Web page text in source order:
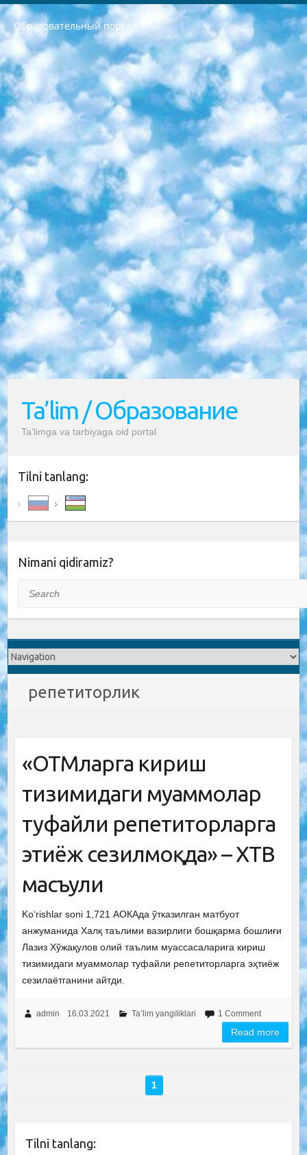
Образовательный портал
РЕСПУБЛИКА УЗБЕКИСТАН МИНИСТРЕРСТВО ДОШКОЛЬНОГО И ШКОЛЬНОГО ОБРАЗОВАНИЯ КОМАНДА в общеобразовательных учреждениях в 2023-2024 учебном году организация и проведение итоговой государственной аттестации обучающихся о Министра дошкольного и школьного образования Республики Узбекистан от 4 марта 2008 года (постановлением Минюста от 20 марта 2008 года № 1778 государственной регистрации) «Итоговое состояние учащихся общего среднего образования на основании положения об утверждении положения об аттестации общего среднего образования выпускной экзамен студентов в образовательных учреждениях в 2023-2024 учебном году В целях организации и прохождения аттестации приказываю: 1. Следующее: перечень предметов, по которым будет проводиться итоговая государственная аттестация и экзамен формы перевода согласно приложению 1; сертификаты международного образца, оценивающие уровень владения иностранными языками перечень согласно приложению 2; 2. Педагогический при специализированных образовательных учреждениях. научно-практический центр квалификации и международной оценки (Д.Давидова) 2024 г. До 25 марта: задания по предметам, по которым будет проводиться итоговая аттестация разработка и утверждение технических условий; итоговая аттестация на основании разработанного предметного задания разработка вопросов по предметам (устно и письменно), экзамен передача; общеобразовательные средние школы и специальные учебные заведения учащиеся выпускных классов школ и интернатов в агентской системе подготовка базы данных экзаменационных материалов и критериев оценки; перевод базы экзаменационных материалов на все языки обучения подать в Республиканский образовательный центр для изготовления; варианты экзаменов на основе разработанных контрольных материалов пусть будут поставлены задачи формирования. 3. Республиканский образовательный центр (Ш.Худайкулов) до 5 апреля 2024 года. до: база данных предоставленных экзаменационных материалов на все языки обучения перевод и экспертиза; для слепых, слабовидящих, глухих, слабослышащих и умственно отсталых детей учащиеся выпускных классов специализированных школ и школ-интернатов база данных экзаменационных материалов на всех преподаваемых языках подготовка критериев оценки; специализированные школы для умственно отсталых детей и технологии для учащихся выпускных классов школ-интернатов разработка соответствующих рекомендаций и критериев проведения ЕГЭ по естествознанию давать задания. 4. Педагогический при специализированных образовательных учреждениях. Научно-практический центр навыков и международной оценки (Д.Давидова), Республика образовательный центр (Худайкулов Ш.) итоговый государственный аттестационный экзамен ориентирован на творческое и логическое мышление при подготовке базы материалов учитывать введение заданий. 5. Следует отметить, что: сертификат государственного образца о знании общеобразовательного предмета и как минимум национальный уровень B1 по предметам на иностранных языках, указанным в Приложении 2. или международно признанный сертификат эквивалентного уровня студенты, изучающие определенный предмет, освобождаются от экзамена; по соответствующим предметам запланирована итоговая государственная аттестация за день до дня, путем жеребьевки Рабочей группой (в письменной форме по предметам, проводимым в форме) из числа сформированных вариантов выбрано 2 варианта; 2 выбранных варианта экзамена анонсированы на официальном сайте министерства и все выпускники по всей стране на основе этих вариантов проводит итоговую государственную аттестацию. 6. Государственное образование учащихся средних общеобразовательных учреждений. знания в соответствии с квалификационными требованиями, которые необходимо приобрести на основании стандартов итоговый (выпускной) контроль для 9 и 11 классов в целях тестирования Экзамены (далее – экзамены) состоят из предметов, перечисленных в приложении 1. будет сделано. 7. Экзамены пройдут с 26 мая по 15 июня 2024 г. (кроме науки физического воспитания). 8. Физическая для учащихся 9 классов общесредних образовательных учреждений. Экзамены по предмету «Образование, квалификация медицина» 1-6 мая 2024 года. сотрудники перевести под присмотр (с отклонениями в физическом или умственном развитии) специализированная школа для детей, школы-интернаты и со сколиозом школы-интернаты санаторного типа для больных детей исключены). 9. Он был слепым, слабовидящим и имел нарушения опорно-двигательного аппарата. экзамены в специализированных школах и интернатах для детей должны проводиться исходя из требований, предъявляемых к общеобразовательным учреждениям (физкультура кроме науки). 10. Специализированная школа для глухих и слабослышащих детей. и экзамены в интернатах и быть реализован в виде письменного теста по математике. 11. Специальность для умственно отсталых детей. Для 9 класса Родной язык и литературное письмо Государственный язык (язык обучения – узбекский). для неклассов) написано Математическое письмо Письменная/устная история Узбекистана Физическое воспитание практично Итоговый контроль Для 11 класса Написание родного языка и литературы (эссе) Математическое письмо Узбекский язык (обучение на узбекском языке) не посещающее общее среднее образование для учреждений)/Образовательное учреждение выбор письменный и устный Иностранный язык письменный/устный Письменная/устная история Узбекистана *По выбору студента:  Химия  Физика  Основы государственного права  География 10 бесплатных образовательных ресурсов - Мы составили подборку онлайн-проектов с интерактивными упражнениями, видеолекциями и статьями. Они помогут вам обрести новые и освежить старые знания бесплатно. 1. «ИНТУИТ» Старейшая образовательная площадка Рунета. Здесь вы найдёте сотни текстовых и видеокурсов на десятки различных тем — от программирования до психологии. Многие курсы подготовлены российскими университетами и крупными международными компаниями вроде Intel и Microsoft. Самостоятельное обучение бесплатное, но желающие могут оплатить услуги персональных наставников. 2. «Смартия» знакомит с актуальными профессиями и подсказывает, как им обучаться. Выбрав заинтересовавшую вас специальность — SMM-специалист, фотограф, веб-дизайнер или другую, — увидите список необходимых для неё умений. Чтобы вы могли освоить их самостоятельно, для каждого умения площадка отображает подборку ссылок на учебные материалы. Хотя «Смартия» ориентируется на русскоязычную аудиторию, часть контента всё же доступна только на английском. 3. «Лекторий Физтеха» Проект Московского физико-технического института (Физтеха). С его помощью вы можете смотреть онлайн серии лекций, записанные на видео в этом вузе. В числе доступных предметов — физика, биология, химия, информационные технологии и другие. К некоторым лекциям администрация ресурса прилагает готовые конспекты, которые можно скачивать в PDF-формате. 4. ITMOcourses Онлайн-площадка Санкт-Петербургского национального исследовательского университета информационных технологий, механики и оптики (ИТМО). Ресурс предоставляет свободный доступ к курсам, разработанным в этом вузе. Каталог материалов разбит на четыре категории: «Оптические системы и технологии», «Приборостроение и робототехника», «Информационные технологии» и «Биотехнологии». Курсы состоят из видеолекций, интерактивных демонстраций и заданий. 5. «КиберЛенинка» Электронная научная библиотека открытого доступа. Каталог площадки регулярно обрастает текстами статей из различных научных изданий. Сгруппированные по журналам и рубрикам публикации можно читать онлайн или скачивать целиком в PDF-формате. Проект нацелен на популяризацию науки за счёт открытого доступа к качественной информации. 6. «ПостНаука» На этом ресурсе публикуют подборки видеолекций, составленные экспертами из разных отраслей и объединённые общими темами. Среди них, к примеру, есть серии «Биоинформатика и геномика», «Культура средневековой Скандинавии» и Cinema Studies о теории кино. Каждая подборка лекций — логически связанная история, рассказанная экспертом от первого лица. Кроме того, на сайте появляются научно-образовательные статьи и тесты на разные темы. 7. «Newочём» Команда проекта «Newочём» отбирает самые интересные тексты из англоязычных СМИ и переводит те из них, за которые голосуют участники сообщества «ВКонтакте». По большей части это научно-популярные статьи. Редакторы придумывают лишь заголовки, в остальном содержание переводов соответствует оригиналам. Полные тексты можно читать прямо в социальной сети. 8. InternetUrok Онлайн-база материалов по основным дисциплинам школьной программы. Информация на сайте структурирована по классам, предметам и темам (урокам). Каждый урок состоит из видеолекций и конспектов. Есть также интерактивные тренажёры и тесты для закрепления пройденного материала. Даже если вы давно окончили школу, возможность повторить программу старших классов всегда может пригодиться. 9. Edutainme Ещё один ресурс об образовании. В отличие от Newtonew, как мне кажется, Edutainme больше ориентируется на представителей индустрии: педагогов, предпринимателей, разработчиков образовательных проектов. Но и любой, кто просто стремится к саморазвитию, найдёт на сайте много полезного и интересного для себя. Например, информацию о новых курсах и образовательных сервисах. 10. Newtonew Онлайн-медиа об образовании и обучении в широком смысле. Авторы Newtonew пишут об инструментах, заведениях, тактиках и стратегиях, которые помогают учить других и получать новые знания самостоятельно. На этой площадке вы найдёте новости, обзоры, аналитические мат
Ta’lim / Образование
Ta’limga va tarbiyaga oid portal
Tilni tanlang:
Nimani qidiramiz?
репетиторлик
«ОТМларга кириш
тизимидаги муаммолар
туфайли репетиторларга
эҳтиёж сезилмоқда» – ХТВ
масъули
Ko‘rishlar soni 1,721 АОКАда ўтказилган матбуот
анжуманида Халқ таълими вазирлиги бошқарма бошлиғи
Лазиз Хўжақулов олий таълим муассасаларига кириш
тизимидаги муаммолар туфайли репетиторларга эҳтиёж
сезилаётганини айтди.
admin 16.03.2021 Ta’lim yangiliklari 1 Comment
Read more
1
Tilni tanlang: